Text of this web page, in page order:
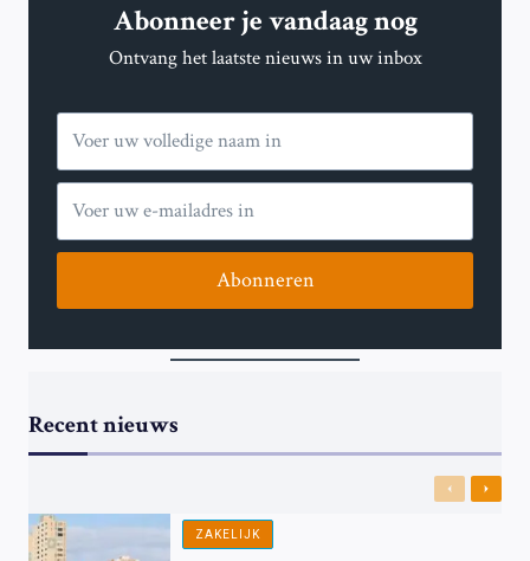
Abonneer je vandaag nog
Ontvang het laatste nieuws in uw inbox
Abonneren
Recent nieuws
Previous
Next
ZAKELIJK